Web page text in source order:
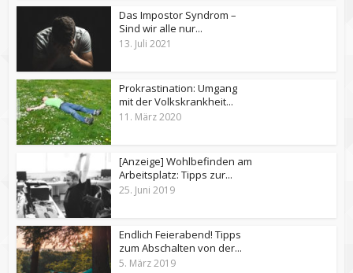
Das Impostor Syndrom –
Sind wir alle nur...
13. Juli 2021
Prokrastination: Umgang
mit der Volkskrankheit...
11. März 2020
[Anzeige] Wohlbefinden am
Arbeitsplatz: Tipps zur...
25. Juni 2019
Endlich Feierabend! Tipps
zum Abschalten von der...
5. März 2019